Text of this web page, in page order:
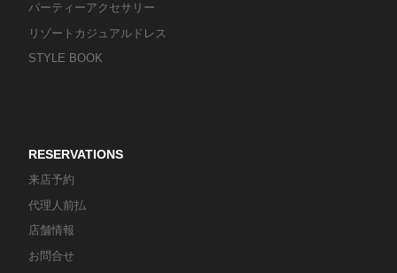
パーティーアクセサリー
リゾートカジュアルドレス
STYLE BOOK
RESERVATIONS
来店予約
代理人前払
店舗情報
お問合せ